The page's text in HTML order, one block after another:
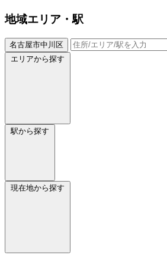
地域エリア・駅
名古屋市中川区
エリアから探す
駅から探す
現在地から探す